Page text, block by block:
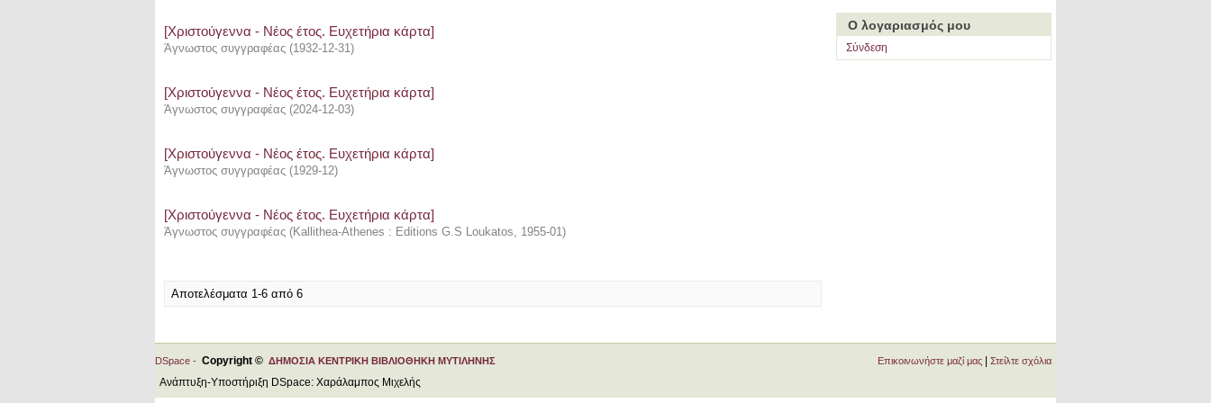
[Χριστούγεννα - Νέος έτος. Ευχετήρια κάρτα]
Άγνωστος συγγραφέας (1932-12-31)
[Χριστούγεννα - Νέος έτος. Ευχετήρια κάρτα]
Άγνωστος συγγραφέας (2024-12-03)
[Χριστούγεννα - Νέος έτος. Ευχετήρια κάρτα]
Άγνωστος συγγραφέας (1929-12)
[Χριστούγεννα - Νέος έτος. Ευχετήρια κάρτα]
Άγνωστος συγγραφέας (Kallithea-Athenes : Editions G.S Loukatos, 1955-01)
Αποτελέσματα 1-6 από 6
Ο λογαριασμός μου
Σύνδεση
DSpace - Copyright © ΔΗΜΟΣΙΑ ΚΕΝΤΡΙΚΗ ΒΙΒΛΙΟΘΗΚΗ ΜΥΤΙΛΗΝΗΣ
Ανάπτυξη-Υποστήριξη DSpace: Χαράλαμπος Μιχελής
Επικοινωνήστε μαζί μας Στείλτε σχόλια